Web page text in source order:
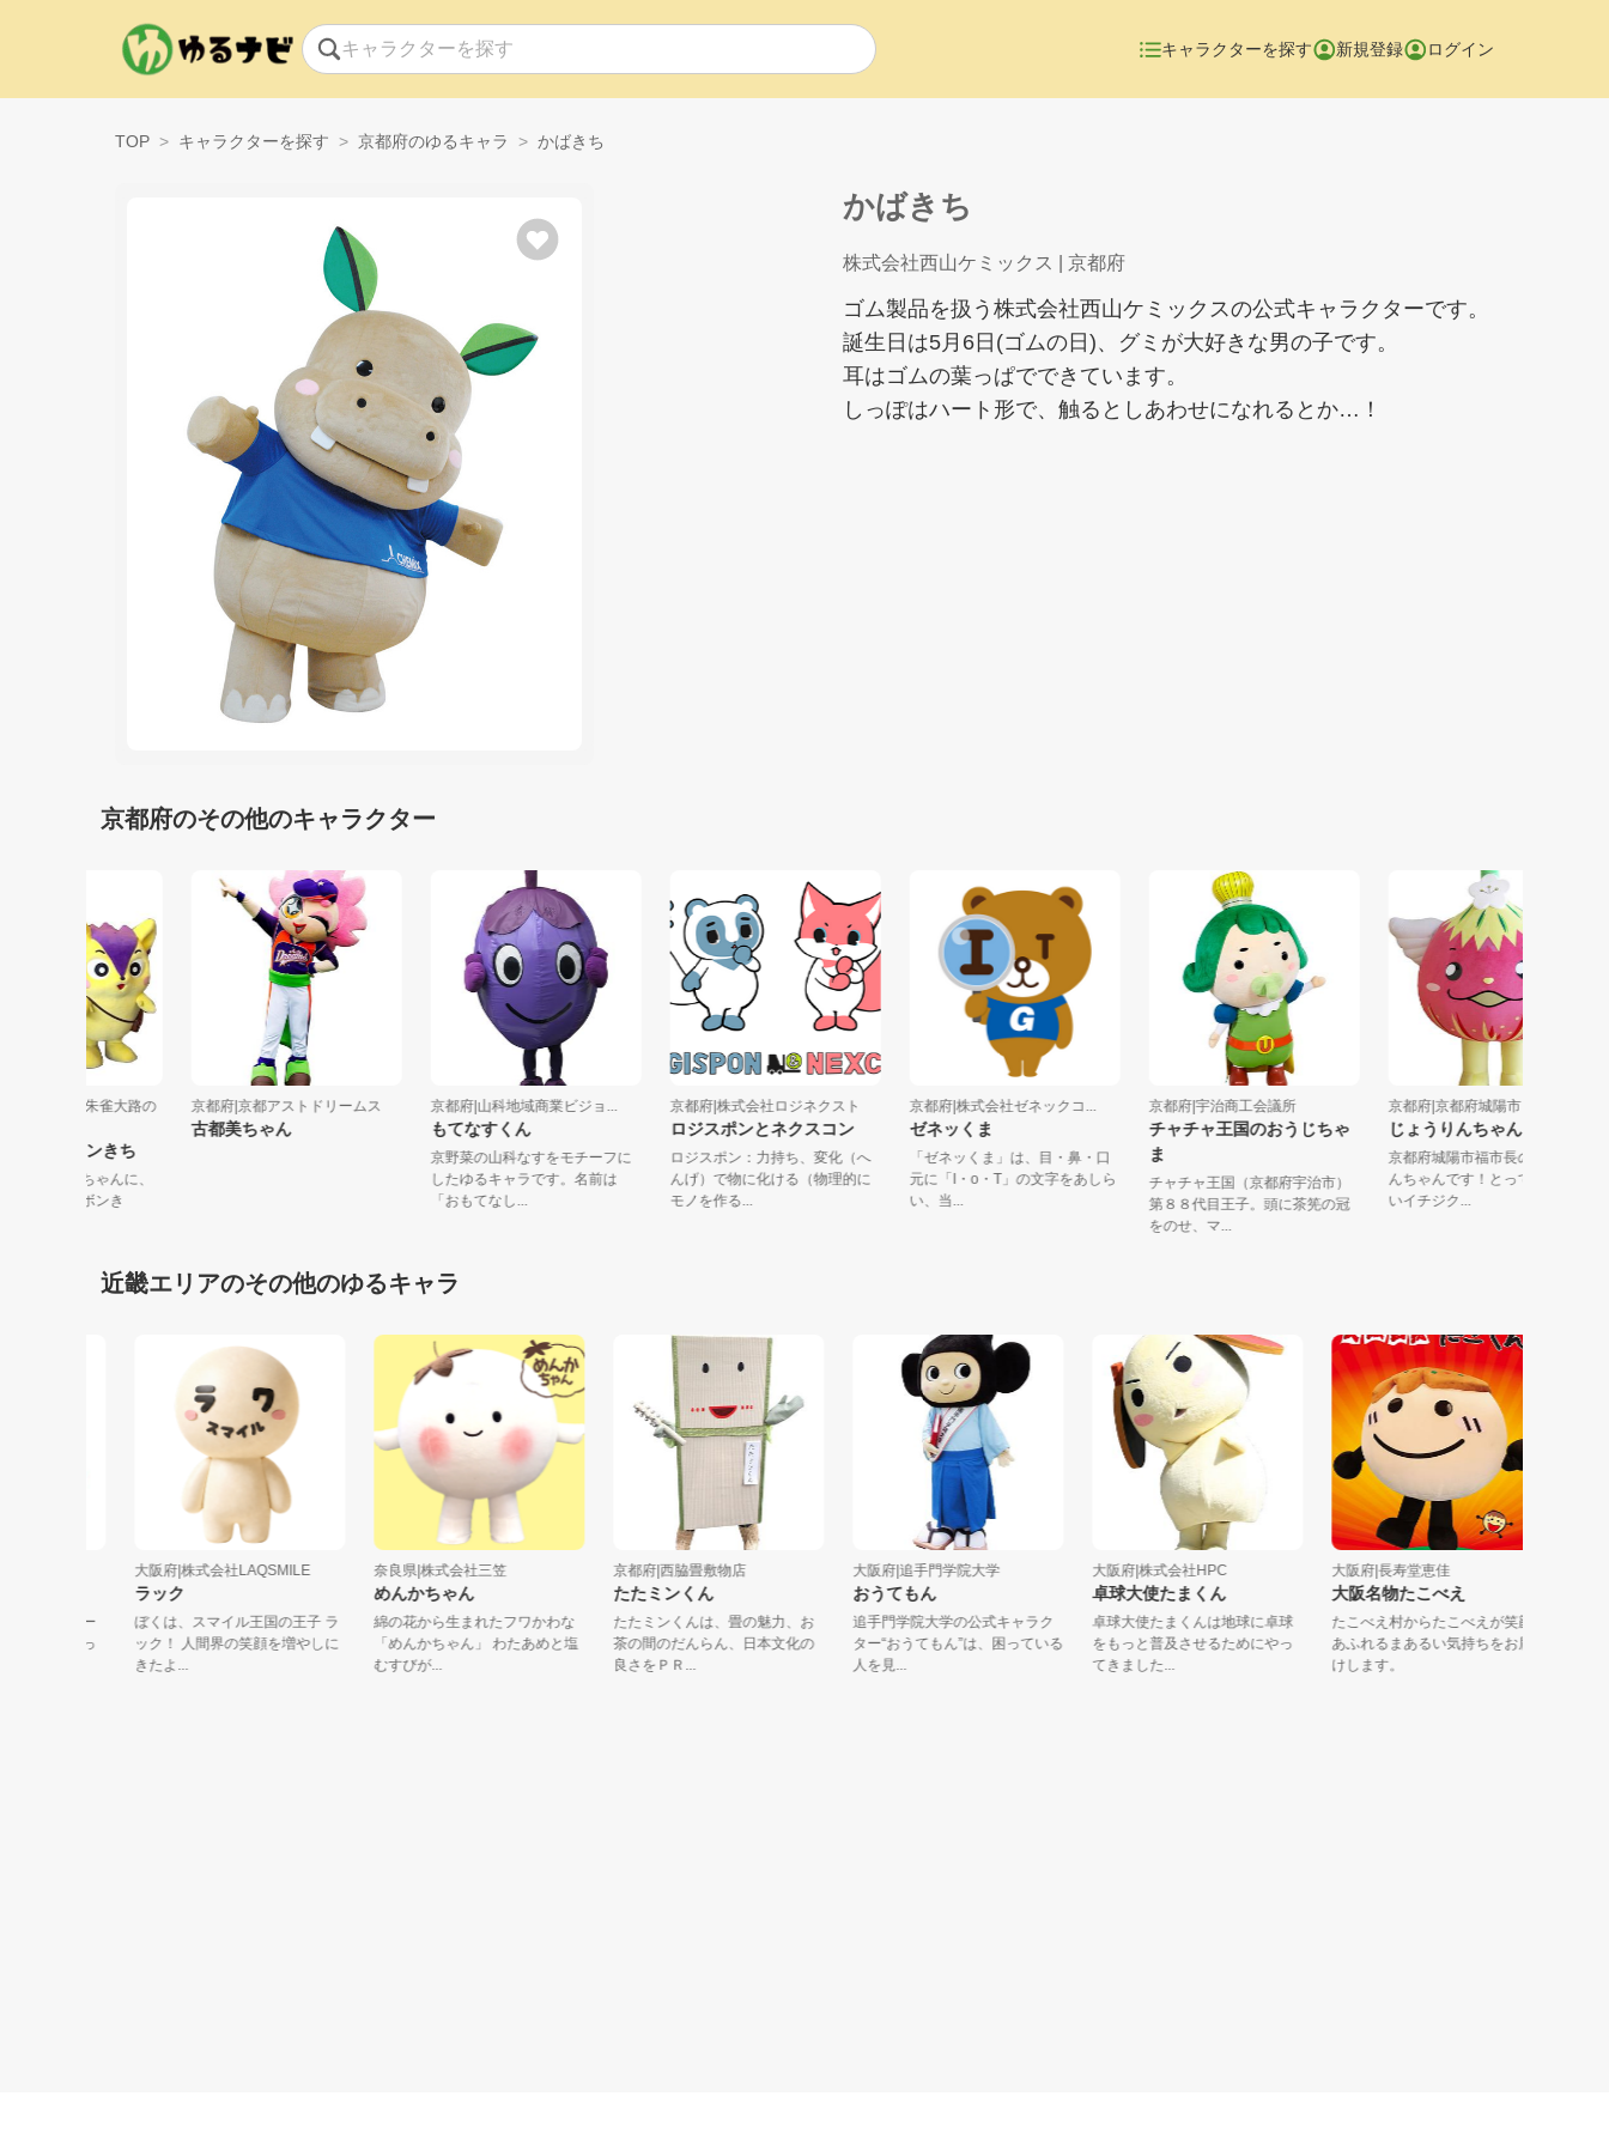
キャラクターを探す 新規登録 ログイン
TOP キャラクターを探す 京都府のゆるキャラ かばきち
かばきち
株式会社西山ケミックス | 京都府
ゴム製品を扱う株式会社西山ケミックスの公式キャラクターです。
誕生日は5月6日(ゴムの日)、グミが大好きな男の子です。
耳はゴムの葉っぱでできています。
しっぽはハート形で、触るとしあわせになれるとか…！
京都府のその他のキャラクター
|千本商店街・朱雀大路の
んちゃん＆ボンきち
り者のおせんちゃんに、
と甘えん坊なボンき
京都府|京都アストドリームス
古都美ちゃん
京都府|山科地域商業ビジョ...
もてなすくん
京野菜の山科なすをモチーフに
したゆるキャラです。名前は
「おもてなし...
京都府|株式会社ロジネクスト
ロジスポンとネクスコン
ロジスポン：力持ち、変化（へ
んげ）で物に化ける（物理的に
モノを作る...
京都府|株式会社ゼネックコ...
ゼネッくま
「ゼネッくま」は、目・鼻・口
元に「I・o・T」の文字をあしら
い、当...
京都府|宇治商工会議所
チャチャ王国のおうじちゃ
チャチャ王国（京都府宇治市）
第８８代目王子。頭に茶筅の冠
をのせ、マ...
京都府|京都府城陽市
じょうりんちゃん
京都府城陽市福市長のじょう
んちゃんです！とっても美味
いイチジク...
近畿エリアのその他のゆるキャラ
大阪府|株式会社LAQSMILE
ラック
ぼくは、スマイル王国の王子 ラ
ック！ 人間界の笑顔を増やしに
きたよ...
奈良県|株式会社三笠
めんかちゃん
綿の花から生まれたフワかわな
「めんかちゃん」 わたあめと塩
むすびが...
京都府|西脇畳敷物店
たたミンくん
たたミンくんは、畳の魅力、お
茶の間のだんらん、日本文化の
良さをＰＲ...
大阪府|追手門学院大学
おうてもん
追手門学院大学の公式キャラク
ター“おうてもん”は、困っている
人を見...
大阪府|株式会社HPC
卓球大使たまくん
卓球大使たまくんは地球に卓球
をもっと普及させるためにやっ
てきました...
大阪府|長寿堂恵佳
大阪名物たこべえ
たこべえ村からたこべえが笑顔
あふれるまあるい気持ちをお届
けします。